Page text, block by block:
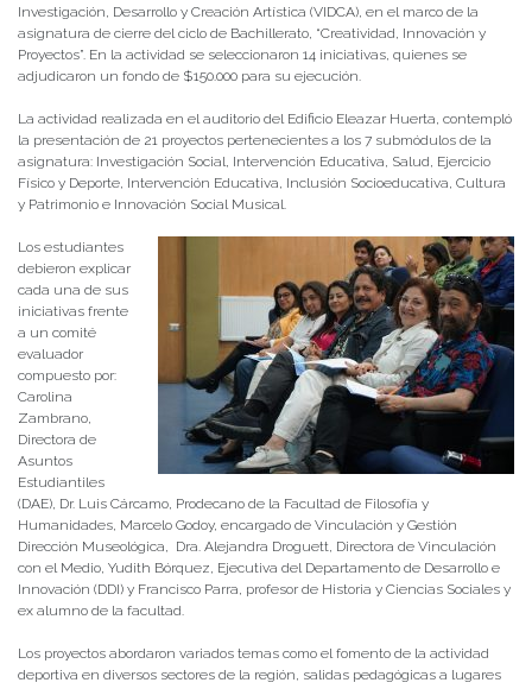
Investigación, Desarrollo y Creación Artística (VIDCA), en el marco de la
asignatura de cierre del ciclo de Bachillerato, “Creatividad, Innovación y
Proyectos”. En la actividad se seleccionaron 14 iniciativas, quienes se
adjudicaron un fondo de $150.000 para su ejecución.
La actividad realizada en el auditorio del Edificio Eleazar Huerta, contempló
la presentación de 21 proyectos pertenecientes a los 7 submódulos de la
asignatura: Investigación Social, Intervención Educativa, Salud, Ejercicio
Físico y Deporte, Intervención Educativa, Inclusión Socioeducativa, Cultura
y Patrimonio e Innovación Social Musical.
Los estudiantes
debieron explicar
cada una de sus
iniciativas frente
a un comité
evaluador
compuesto por:
Carolina
Zambrano,
Directora de
Asuntos
Estudiantiles
(DAE), Dr. Luis Cárcamo, Prodecano de la Facultad de Filosofía y
Humanidades, Marcelo Godoy, encargado de Vinculación y Gestión
Dirección Museológica, Dra. Alejandra Droguett, Directora de Vinculación
con el Medio, Yudith Bórquez, Ejecutiva del Departamento de Desarrollo e
Innovación (DDI) y Francisco Parra, profesor de Historia y Ciencias Sociales y
ex alumno de la facultad.
Los proyectos abordaron variados temas como el fomento de la actividad
deportiva en diversos sectores de la región, salidas pedagógicas a lugares